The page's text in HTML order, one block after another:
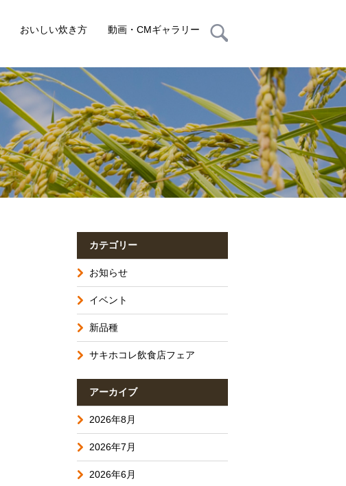
おいしい炊き方 動画・CMギャラリー
カテゴリー
お知らせ
イベント
新品種
サキホコレ飲食店フェア
アーカイブ
2026年8月
2026年7月
2026年6月